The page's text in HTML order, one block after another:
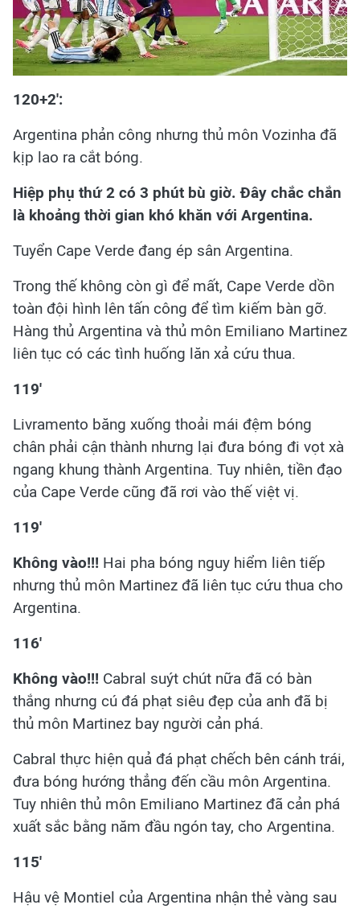
120+2':
Argentina phản công nhưng thủ môn Vozinha đã
kịp lao ra cắt bóng.
Hiệp phụ thứ 2 có 3 phút bù giờ. Đây chắc chắn
là khoảng thời gian khó khăn với Argentina.
Tuyển Cape Verde đang ép sân Argentina.
Trong thế không còn gì để mất, Cape Verde dồn
toàn đội hình lên tấn công để tìm kiếm bàn gỡ.
Hàng thủ Argentina và thủ môn Emiliano Martinez
liên tục có các tình huống lăn xả cứu thua.
119'
Livramento băng xuống thoải mái đệm bóng
chân phải cận thành nhưng lại đưa bóng đi vọt xà
ngang khung thành Argentina. Tuy nhiên, tiền đạo
của Cape Verde cũng đã rơi vào thế việt vị.
119'
Không vào!!! Hai pha bóng nguy hiểm liên tiếp
nhưng thủ môn Martinez đã liên tục cứu thua cho
Argentina.
116'
Không vào!!! Cabral suýt chút nữa đã có bàn
thắng nhưng cú đá phạt siêu đẹp của anh đã bị
thủ môn Martinez bay người cản phá.
Cabral thực hiện quả đá phạt chếch bên cánh trái,
đưa bóng hướng thẳng đến cầu môn Argentina.
Tuy nhiên thủ môn Emiliano Martinez đã cản phá
xuất sắc bằng năm đầu ngón tay, cho Argentina.
115'
Hậu vệ Montiel của Argentina nhận thẻ vàng sau